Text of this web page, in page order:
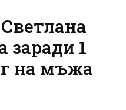
заради 1
на мъжа